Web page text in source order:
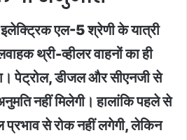
एल-5 श्रेणी के यात्री
थ्री-व्हीलर वाहनों का ही
पेट्रोल, डीजल और सीएनजी से
नहीं मिलेगी। हालांकि पहले से
प्रभाव से रोक नहीं लगेगी, लेकिन